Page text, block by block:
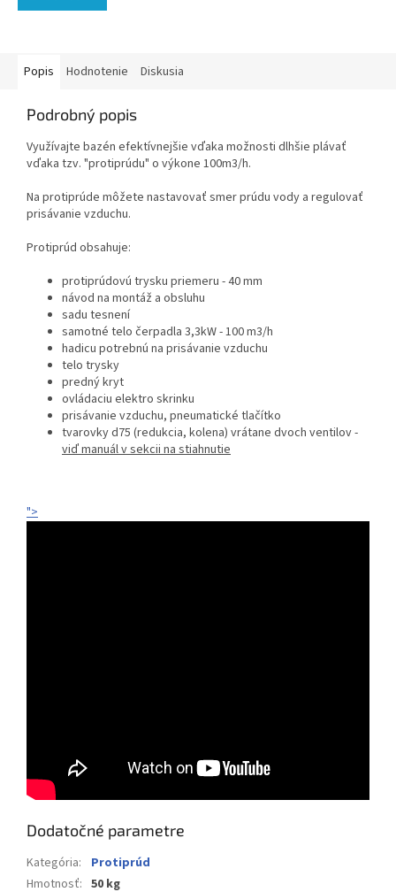
Popis Hodnotenie Diskusia
Podrobný popis
Využívajte bazén efektívnejšie vďaka možnosti dlhšie plávať
vďaka tzv. "protiprúdu" o výkone 100m3/h.
Na protiprúde môžete nastavovať smer prúdu vody a regulovať
prisávanie vzduchu.
Protiprúd obsahuje:
protiprúdovú trysku priemeru - 40 mm
návod na montáž a obsluhu
sadu tesnení
samotné telo čerpadla 3,3kW - 100 m3/h
hadicu potrebnú na prisávanie vzduchu
telo trysky
predný kryt
ovládaciu elektro skrinku
prisávanie vzduchu, pneumatické tlačítko
tvarovky d75 (redukcia, kolena) vrátane dvoch ventilov -
viď manuál v sekcii na stiahnutie
">
Dodatočné parametre
Kategória:
Protiprúd
Hmotnosť: 50 kg